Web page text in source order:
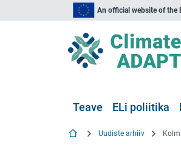
An official website of the
Teave ELi poliitika
Uudiste arhiiv